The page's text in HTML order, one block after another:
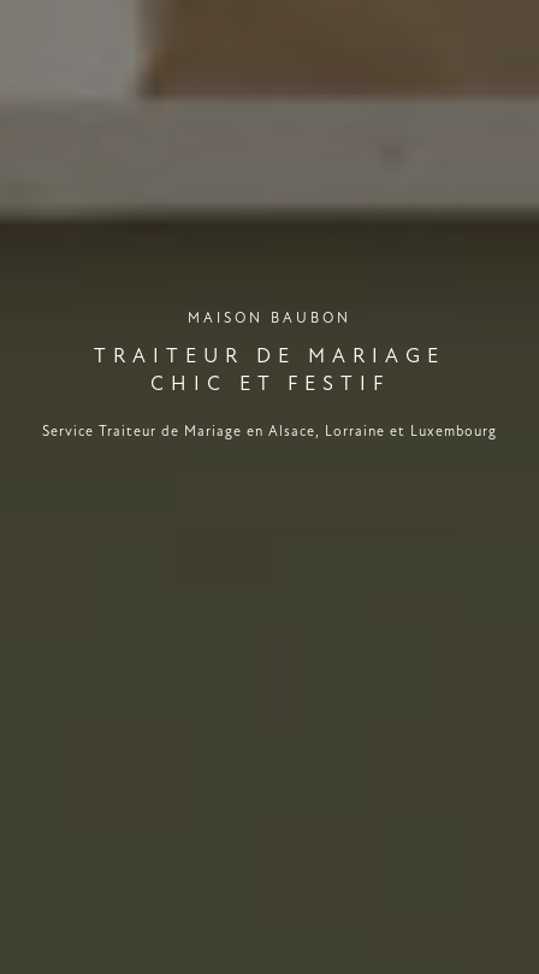
MAISON BAUBON
TRAITEUR DE MARIAGE
CHIC ET FESTIF
Service Traiteur de Mariage en Alsace, Lorraine et Luxembourg